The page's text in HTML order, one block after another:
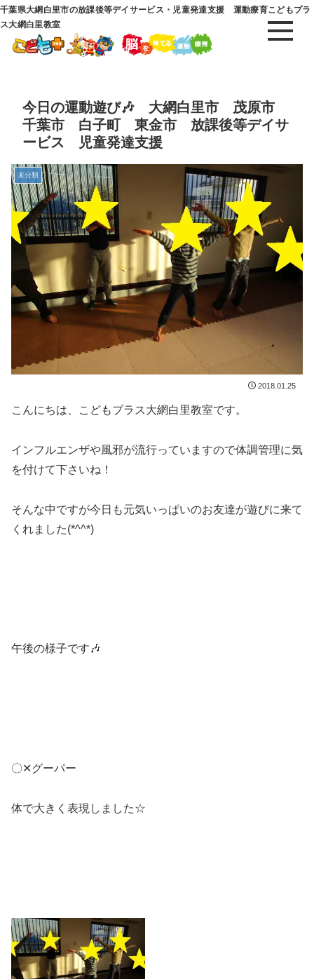
千葉県大網白里市の放課後等デイサービス・児童発達支援 運動療育こどもプラ
ス大網白里教室
今日の運動遊び🎶 大網白里市 茂原市
千葉市 白子町 東金市 放課後等デイサ
ービス 児童発達支援
未分類
2018.01.25
こんにちは、こどもプラス大網白里教室です。
インフルエンザや風邪が流行っていますので体調管理に気
を付けて下さいね！
そんな中ですが今日も元気いっぱいのお友達が遊びに来て
くれました(*^^*)
午後の様子です🎶
〇✕グーパー
体で大きく表現しました☆